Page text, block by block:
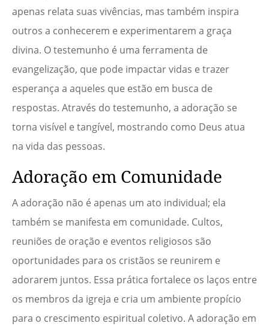
apenas relata suas vivências, mas também inspira
outros a conhecerem e experimentarem a graça
divina. O testemunho é uma ferramenta de
evangelização, que pode impactar vidas e trazer
esperança a aqueles que estão em busca de
respostas. Através do testemunho, a adoração se
torna visível e tangível, mostrando como Deus atua
na vida das pessoas.
Adoração em Comunidade
A adoração não é apenas um ato individual; ela
também se manifesta em comunidade. Cultos,
reuniões de oração e eventos religiosos são
oportunidades para os cristãos se reunirem e
adorarem juntos. Essa prática fortalece os laços entre
os membros da igreja e cria um ambiente propício
para o crescimento espiritual coletivo. A adoração em